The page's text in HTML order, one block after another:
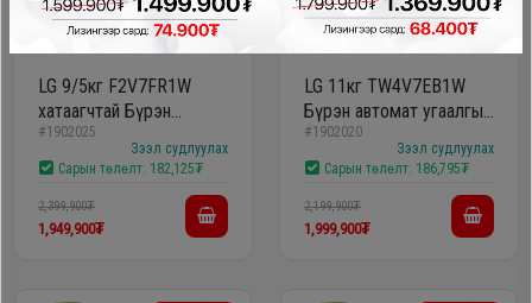
LG 9/5кг F2V7FR1W
хатаагчтай Бүрэн
автомат угаалгын
машин
#1902025
Зээл судлуулах
Сарын төлөлт: 182,125₮
2,399,900₮
1,949,900₮
LG 11кг TW4V7EB1W
Бүрэн автомат угаалгын
машин
#1902020
Зээл судлуулах
Сарын төлөлт: 186,795₮
2,199,900₮
1,999,900₮